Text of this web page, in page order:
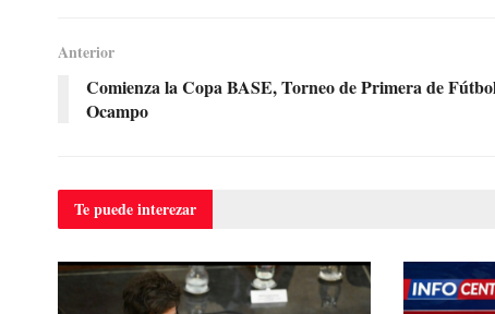
Anterior
Comienza la Copa BASE, Torneo de Primera de
Ocampo
Te puedeinterezar